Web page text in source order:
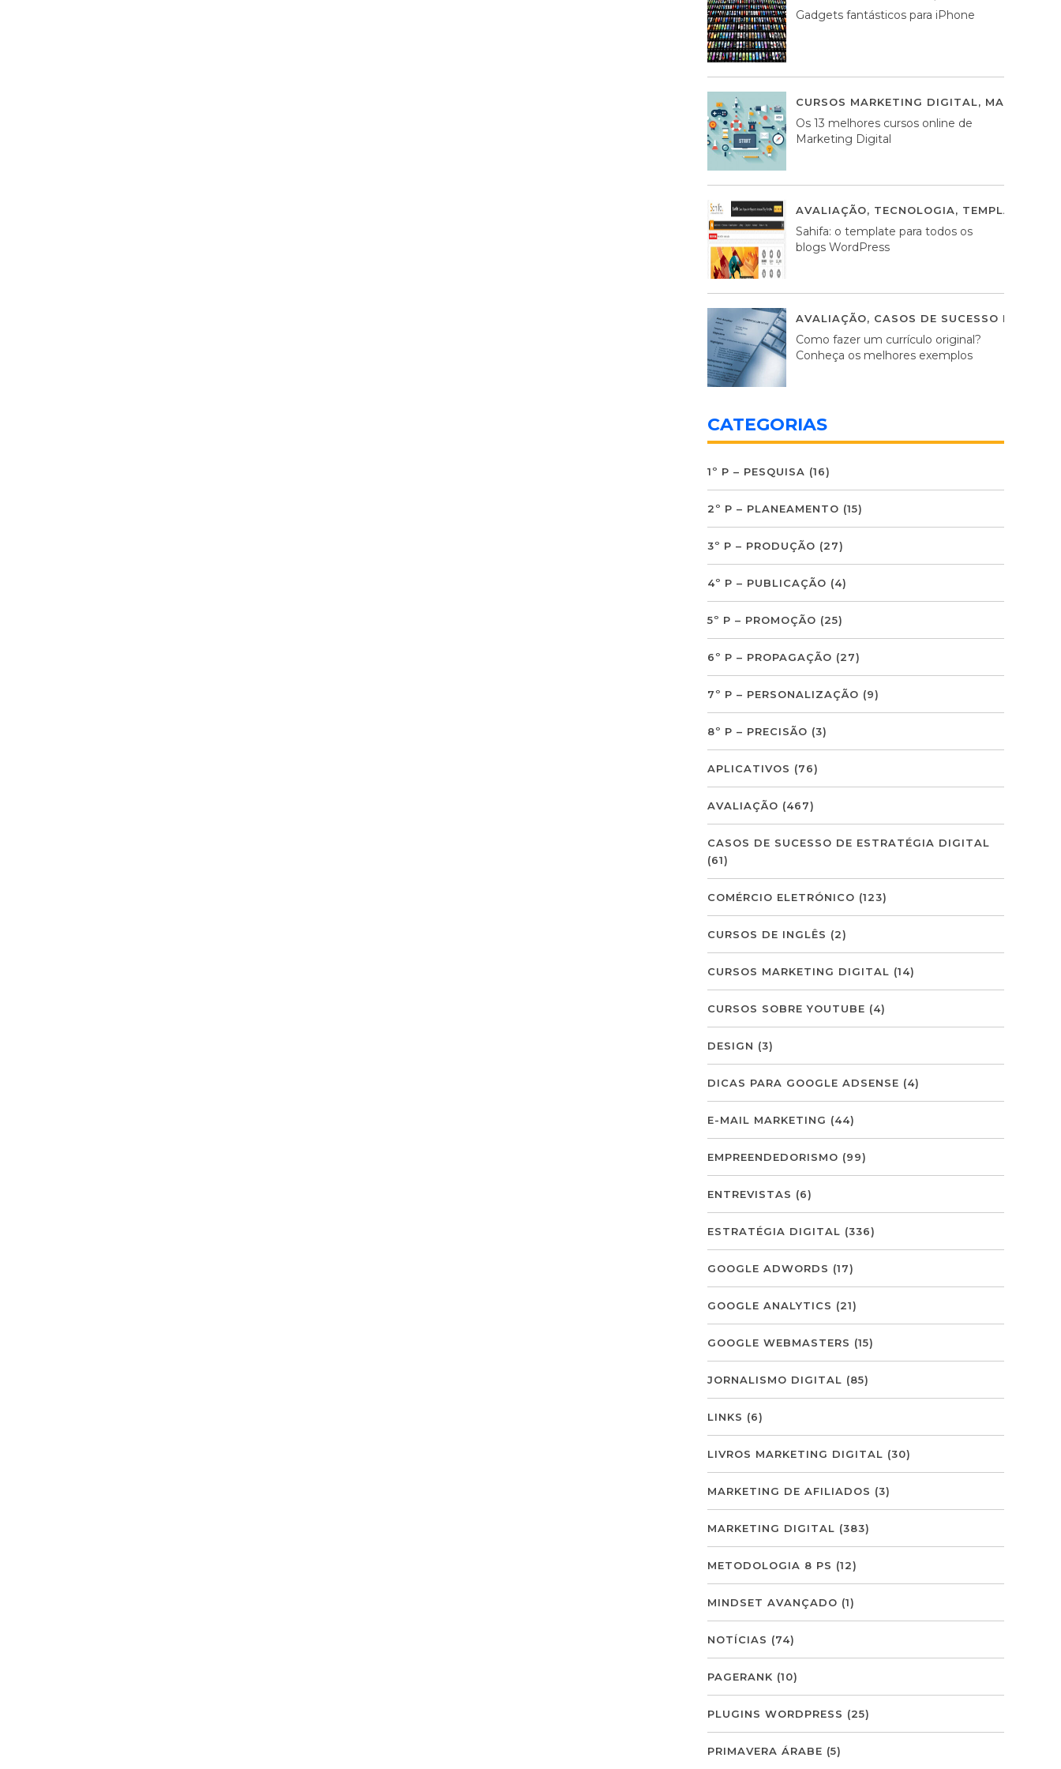
Gadgets fantásticos para iPhone
CURSOS MARKETING DIGITAL,
Os 13 melhores cursos online de
Marketing Digital
AVALIAÇÃO, TECNOLOGIA, TEMPLATES
Sahifa: o template para todos os
blogs WordPress
AVALIAÇÃO, CASOS DE SUCESSO DE
Como fazer um currículo original?
Conheça os melhores exemplos
CATEGORIAS
1º P – PESQUISA (16)
2º P – PLANEAMENTO (15)
3º P – PRODUÇÃO (27)
4º P – PUBLICAÇÃO (4)
5º P – PROMOÇÃO (25)
6º P – PROPAGAÇÃO (27)
7º P – PERSONALIZAÇÃO (9)
8º P – PRECISÃO (3)
APLICATIVOS (76)
AVALIAÇÃO (467)
CASOS DE SUCESSO DE ESTRATÉGIA DIGITAL
(61)
COMÉRCIO ELETRÓNICO (123)
CURSOS DE INGLÊS (2)
CURSOS MARKETING DIGITAL (14)
CURSOS SOBRE YOUTUBE (4)
DESIGN (3)
DICAS PARA GOOGLE ADSENSE (4)
E-MAIL MARKETING (44)
EMPREENDEDORISMO (99)
ENTREVISTAS (6)
ESTRATÉGIA DIGITAL (336)
GOOGLE ADWORDS (17)
GOOGLE ANALYTICS (21)
GOOGLE WEBMASTERS (15)
JORNALISMO DIGITAL (85)
LINKS (6)
LIVROS MARKETING DIGITAL (30)
MARKETING DE AFILIADOS (3)
MARKETING DIGITAL (383)
METODOLOGIA 8 PS (12)
MINDSET AVANÇADO (1)
NOTÍCIAS (74)
PAGERANK (10)
PLUGINS WORDPRESS (25)
PRIMAVERA ÁRABE (5)